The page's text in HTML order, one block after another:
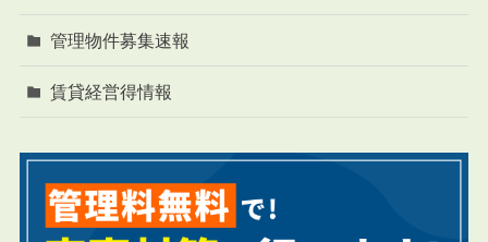
管理物件募集速報
賃貸経営得情報